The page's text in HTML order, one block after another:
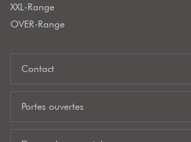
XXL-Range
OVER-Range
Contact
Portes ouvertes